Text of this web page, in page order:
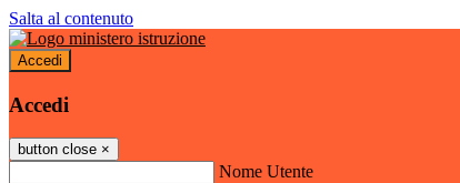
Salta al contenuto
Accedi
Accedi
button close ×
Nome Utente